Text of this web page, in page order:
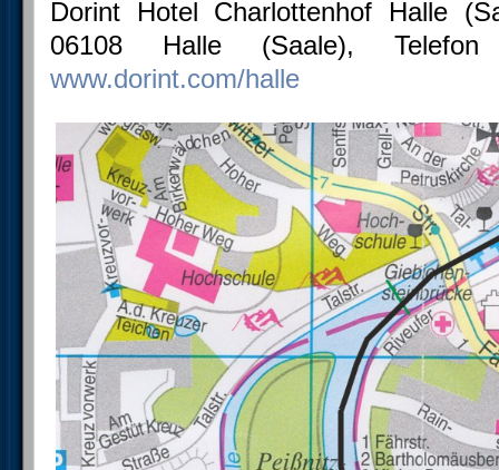
Dorint Hotel Charlottenhof Halle
06108 Halle (Saale),
www.dorint.com/halle